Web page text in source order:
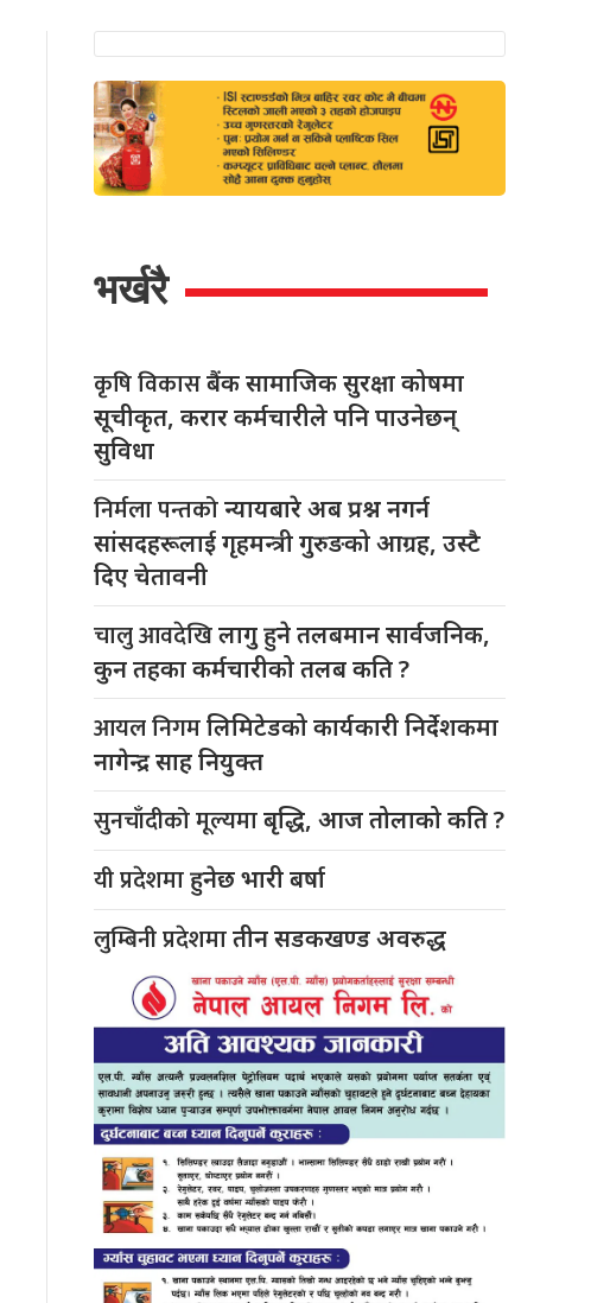
भर्खरै
कृषि विकासबैंक सामाजिक सुरक्षा कोषमा
सूचीकृत, करार कर्मचारीले पनि पाउनेछन्
सुविधा
निर्मला पन्तकोन्यायबारे अब प्रश्न नगर्न
सांसदहरूलाई गृहमन्त्री गुरुङको आग्रह, उस्टै
दिए चेतावनी
चालु आवदेखिलागु हुने तलबमान सार्वजनिक,
कुन तहका कर्मचारीको तलब कति ?
आयल निगमलिमिटेडको कार्यकारी निर्देशकमा
नागेन्द्र साह नियुक्त
सुनचाँदीको मूल्यमाबृद्धि, आज तोलाको कति ?
यी प्रदेशमाहुनेछ भारी बर्षा
लुम्बिनी प्रदेशमातीन सडकखण्ड अवरुद्ध